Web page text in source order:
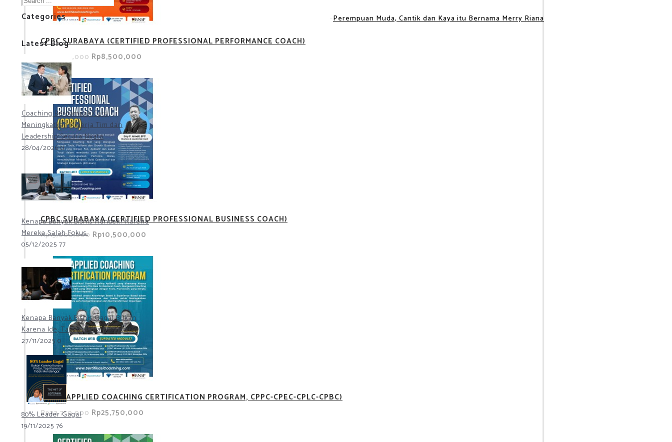
CPPC SURABAYA (CERTIFIED PROFESSIONAL PERFORMANCE COACH)
Rp13,500,000 Rp8,500,000
CPBC SURABAYA (CERTIFIED PROFESSIONAL BUSINESS COACH)
Rp15,000,000 Rp10,500,000
ACCP (APPLIED COACHING CERTIFICATION PROGRAM, CPPC-CPEC-CPLC-CPBC)
Rp33,750,000 Rp25,750,000
Perempuan Muda, Cantik dan Kaya itu Bernama Merry Riana
Categories
Latest Blog
Coaching Berdampak Cara
Meningkatkan Kinerja Tim dan
Leadership Secara Nyata
28/04/20260
Kenapa Banyak Bisnis Mandek? Karena
Mereka Salah Fokus.
05/12/2025 77
Kenapa Banyak Bisnis Gagal Bukan
Karena Ide, Tapi Karena Eksekusi?
27/11/2025 0
80% Leader Gagal
19/11/2025 76